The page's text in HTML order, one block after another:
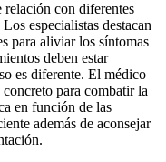
relación con diferentes
especialistas destacan
para aliviar los síntomas
deben estar
es diferente. El médico
para combatir la
en función de las
además de aconsejar